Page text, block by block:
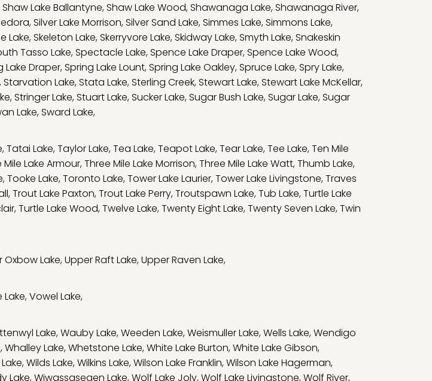
Shaw Lake Ballantyne,Shaw Lake Wood,Shawanaga Lake,Shawanaga River,
,Silver Lake Morrison,Silver Sand Lake,Simmes Lake,Simmons Lake,
Lake,Skeleton Lake,Skerryvore Lake,Skidway Lake,Smyth Lake,Snakeskin
Tasso Lake,Spectacle Lake,Spence Lake Draper,Spence Lake Wood,
Lake Draper,Spring Lake Lount,Spring Lake Oakley,Spruce Lake,Spry Lake,
,Starvation Lake,Stata Lake,Sterling Creek,Stewart Lake,Stewart Lake McKellar,
,Stringer Lake,Stuart Lake,Sucker Lake,Sugar Bush Lake,Sugar Lake,Sugar
Lake,Sward Lake,
,Tatai Lake,Taylor Lake,Tea Lake,Teapot Lake,Tear Lake,Tee Lake,Ten Mile
Mile Lake Armour,Three Mile Lake Morrison,Three Mile Lake Watt,Thumb Lake,
,Tooke Lake,Toronto Lake,Tower Lake Laurier,Tower Lake Livingstone,Traves
,Trout Lake Paxton,Trout Lake Perry,Troutspawn Lake,Tub Lake,Turtle Lake
,Turtle Lake Wood,Twelve Lake,Twenty Eight Lake,Twenty Seven Lake,Twin
Oxbow Lake,Upper Raft Lake,Upper Raven Lake,
Lake,Vowel Lake,
Lake,Wauby Lake,Weeden Lake,Weismuller Lake,Wells Lake,Wendigo
,Whalley Lake,Whetstone Lake,White Lake Burton,White Lake Gibson,
,Wilds Lake,Wilkins Lake,Wilson Lake Franklin,Wilson Lake Hagerman,
Lake,Wiwassasegen Lake,Wolf Lake Joly,Wolf Lake Livingstone,Wolf River,